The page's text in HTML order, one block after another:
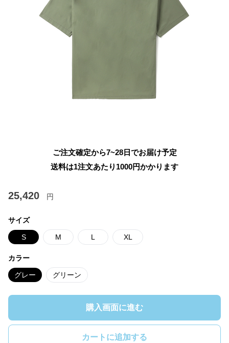
ご注文確定から7~28日でお届け予定
送料は1注文あたり 1000円かかります
25,420 円
サイズ
S M L XL
カラー
グレー グリーン
購入画面に進む
カートに追加する